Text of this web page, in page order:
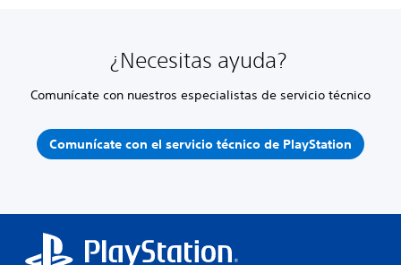
¿Necesitas ayuda?
Comunícate con nuestros especialistas de servicio técnico
Comunícate con el servicio técnico de PlayStation